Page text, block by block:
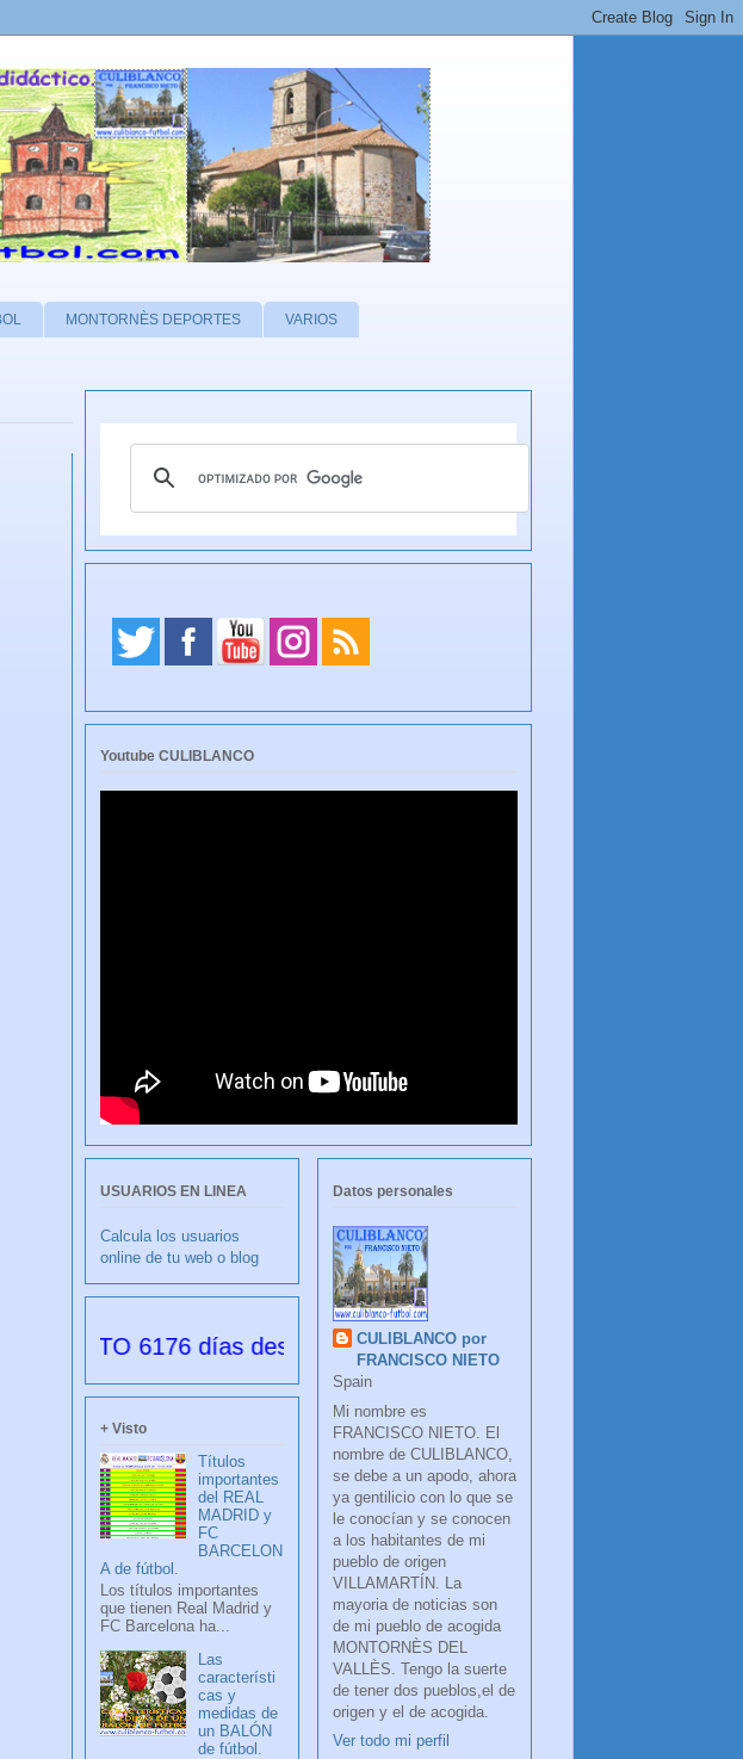
MONTORNÈS DEPORTES VARIOS
Youtube CULIBLANCO
USUARIOS EN LINEA
Calcula los usuarios
online de tu web o blog
6176 días desde su creación
+ Visto
Títulos
importantes
del REAL
MADRID y
FC
BARCELON
A de fútbol.
Los títulos importantes
que tienen Real Madrid y
FC Barcelona ha...
Las
característi
cas y
medidas de
un BALÓN
de fútbol.
Datos personales
CULIBLANCO por
FRANCISCO NIETO
Spain
Mi nombre es
FRANCISCO NIETO. El
nombre de CULIBLANCO,
se debe a un apodo, ahora
ya gentilicio con lo que se
le conocían y se conocen
a los habitantes de mi
pueblo de origen
VILLAMARTÍN. La
mayoria de noticias son
de mi pueblo de acogida
MONTORNÈS DEL
VALLÈS. Tengo la suerte
de tener dos pueblos,el de
origen y el de acogida.
Ver todo mi perfil